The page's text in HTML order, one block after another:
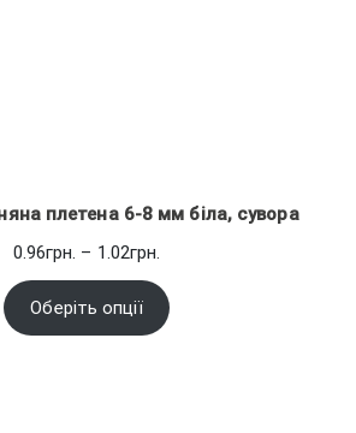
плетена 6-8 мм біла, сувора
0.96грн. – 1.02грн.
від
0.96грн.
Оберіть опції